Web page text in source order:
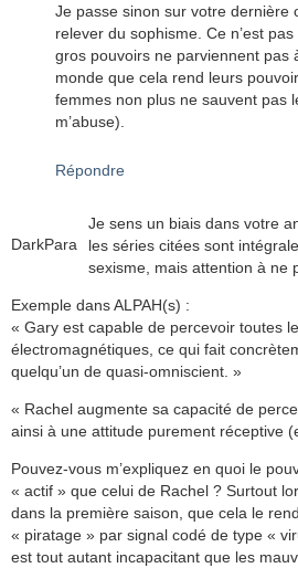
Je passe sinon sur votre dernière
relever du sophisme. Ce n’est
gros pouvoirs ne parviennent pas
monde que cela rend leurs
femmes non plus ne sauvent pas
m’abuse).
Répondre
DarkPara
Je sens un biais dans votre
les séries citées sont
sexisme, mais attention à ne
Exemple dans ALPAH(s) :
« Gary est capable de percevoir toutes
électromagnétiques, ce qui fait
quelqu’un de quasi-omniscient. »
« Rachel augmente sa capacité de
ainsi à une attitude purement réceptive
Pouvez-vous m’expliquez en quoi le
« actif » que celui de Rachel ? Surtout
dans la première saison, que cela le
« piratage » par signal codé de type «
est tout autant incapacitant que les